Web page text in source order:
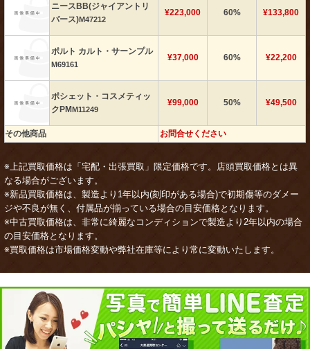
ニースBB(ジャイアントリ
バース)M47212
¥223,000 60% ¥133,800
ポルト カルト・サーンプル
M69161
¥37,000 60% ¥22,200
ポシェット・コスメティッ
クPMM11249
¥99,000 50% ¥49,500
その他商品 お問合せください
※上記買取価格は「宅配・出張買取」限定価格です。店頭買取価格とは異
なる場合がございます。
※新品買取価格は、製造より1年以内(刻印がある場合)で初期傷等のダメー
ジや不良が無く、付属品が揃っている場合の目安価格となります。
※中古買取価格は、非常に綺麗なコンディションで製造より2年以内の場合
の目安価格となります。
※買取価格は市場価格変動や弊社在庫等により常に変動いたします。